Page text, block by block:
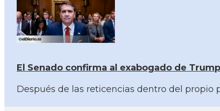
El Senado confirma al exabogado de
Después de las reticencias dentro del